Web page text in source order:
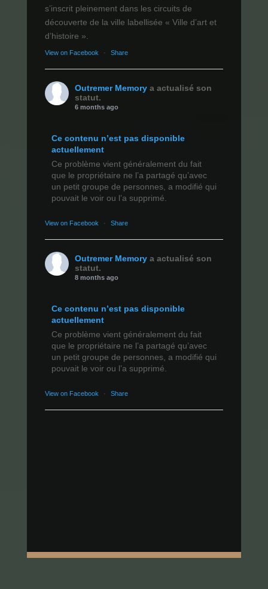
s’inscrit pleinement dans les circuits de
découverte de la ville labellisée « Ville d’art et
d’histoire ».
View on Facebook · Share
Outremer Memory a actualisé son
statut.
6 months ago
Ce contenu n’est pas disponible
actuellement
Ce problème vient généralement du fait
que le propriétaire ne l’a partagé qu’avec
un petit groupe de personnes, a modifié qui
pouvait le voir ou l’a supprimé.
View on Facebook · Share
Outremer Memory a actualisé son
statut.
8 months ago
Ce contenu n’est pas disponible
actuellement
Ce problème vient généralement du fait
que le propriétaire ne l’a partagé qu’avec
un petit groupe de personnes, a modifié qui
pouvait le voir ou l’a supprimé.
View on Facebook · Share